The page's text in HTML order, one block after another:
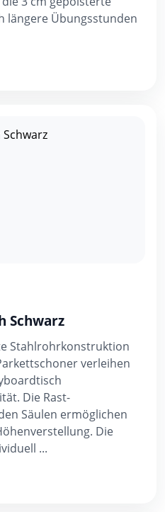
längere Übungsstunden
Schwarz
Stahlrohrkonstruktion
verleihen
Die Rast-
Säulen ermöglichen
Die
...